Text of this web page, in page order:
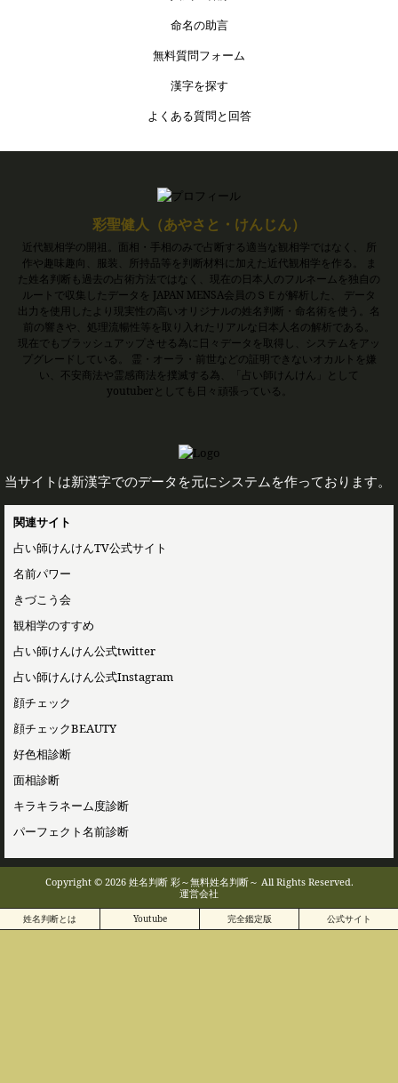
命名の助言
無料質問フォーム
漢字を探す
よくある質問と回答
彩聖健人（あやさと・けんじん）
近代観相学の開祖。面相・手相のみで占断する適当な観相学ではなく、 所
作や趣味趣向、服装、所持品等を判断材料に加えた近代観相学を作る。 ま
た姓名判断も過去の占術方法ではなく、現在の日本人のフルネームを独自の
ルートで収集したデータを JAPAN MENSA会員のＳＥが解析した、 データ
出力を使用したより現実性の高いオリジナルの姓名判断・命名術を使う。名
前の響きや、処理流暢性等を取り入れたリアルな日本人名の解析である。
現在でもブラッシュアップさせる為に日々データを取得し、システムをアッ
プグレードしている。 霊・オーラ・前世などの証明できないオカルトを嫌
い、不安商法や霊感商法を撲滅する為、「占い師けんけん」として
youtuberとしても日々頑張っている。
当サイトは新漢字でのデータを元にシステムを作っております。
関連サイト
占い師けんけんTV公式サイト
名前パワー
きづこう会
観相学のすすめ
占い師けんけん公式twitter
占い師けんけん公式Instagram
顔チェック
顔チェックBEAUTY
好色相診断
面相診断
キラキラネーム度診断
パーフェクト名前診断
Copyright © 2026 姓名判断 彩～無料姓名判断～ All Rights Reserved.
運営会社
姓名判断とは Youtube 完全鑑定版 公式サイト